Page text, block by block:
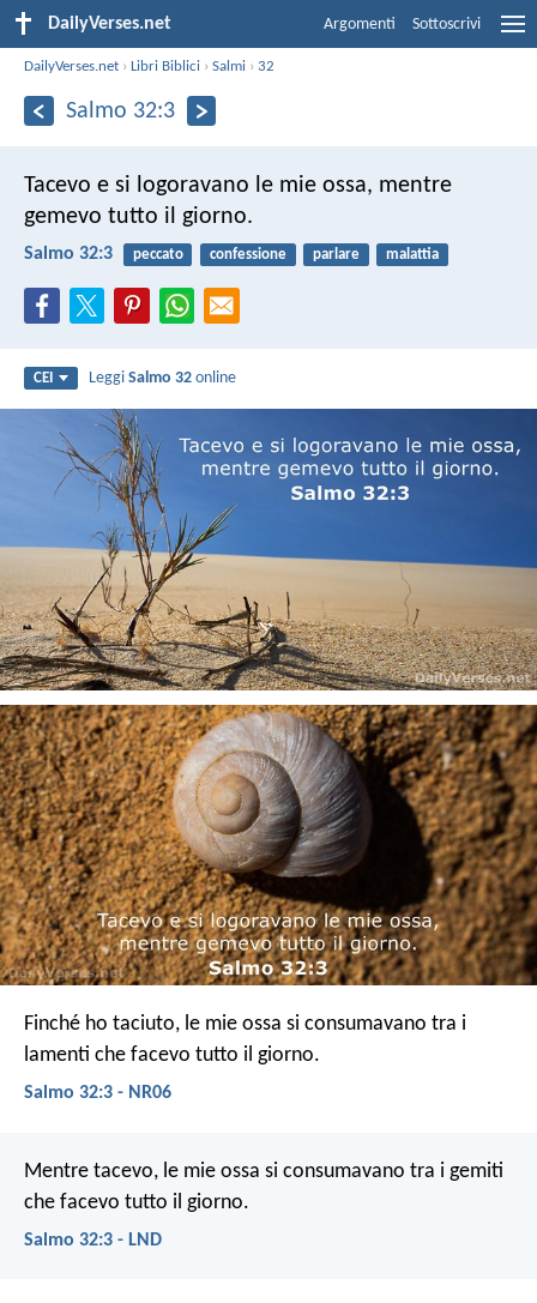
DailyVerses.net Argomenti Sottoscrivi
DailyVerses.net ›Libri Biblici ›Salmi ›32
Salmo 32:3
Tacevo e si logoravano le mie ossa, mentre
gemevo tutto il giorno.
Salmo 32:3 peccato confessione parlare malattia
CEI LeggiSalmo 32 online
Finché ho taciuto, le mie ossa si consumavano tra i
lamenti che facevo tutto il giorno.
Salmo 32:3 - NR06
Mentre tacevo, le mie ossa si consumavano tra i gemiti
che facevo tutto il giorno.
Salmo 32:3 - LND